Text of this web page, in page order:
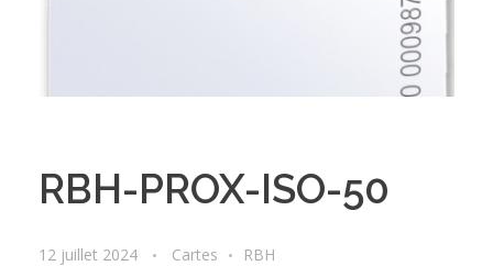
RBH-PROX-ISO-50
12 juillet 2024 Cartes RBH